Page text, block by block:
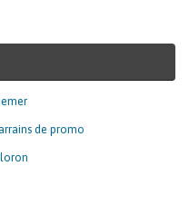
de promo